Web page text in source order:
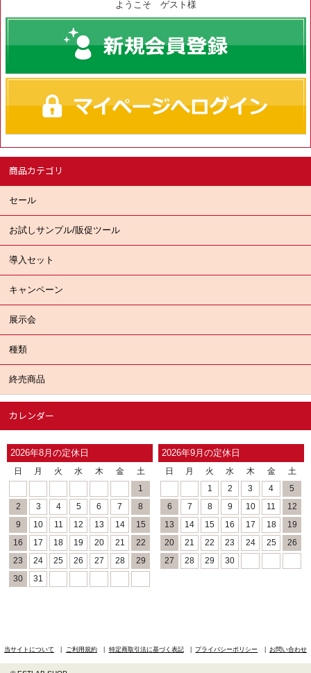
ようこそ ゲスト様
商品カテゴリ
セール
お試しサンプル/販促ツール
導入セット
キャンペーン
展示会
種類
終売商品
カレンダー
2026年8月の定休日
日 月 火 水 木 金
土
1
2
3 4 5 6 7
8
9
10 11 12 13 14
15
16
17 18 19 20 21
22
23
24 25 26 27 28
29
30
31
2026年9月の定休日
日 月 火 水 木 金
土
1
2 3 4
5
6
7 8 9 10 11
12
13
14 15 16 17 18
19
20
21 22 23 24 25
26
27
28 29 30
当サイトについて ご利用規約 特定商取引法に基づく表記 プライバシーポリシー お問い合わせ